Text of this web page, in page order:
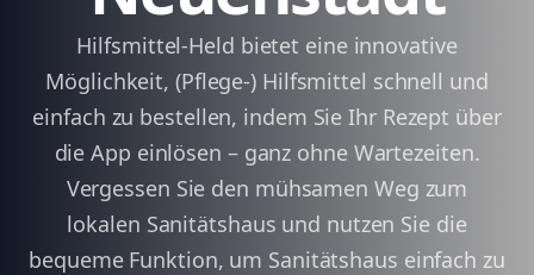
Hilfsmittel-Held bietet eine innovative
Möglichkeit, (Pflege-) Hilfsmittel schnell und
einfach zu bestellen, indem Sie Ihr Rezept über
die App einlösen – ganz ohne Wartezeiten.
Vergessen Sie den mühsamen Weg zum
lokalen Sanitätshaus und nutzen Sie die
bequeme Funktion, um Sanitätshaus einfach zu